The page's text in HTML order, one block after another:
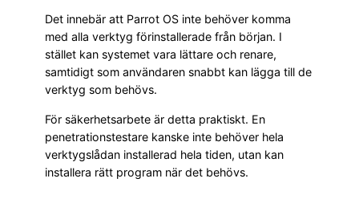
Det innebär att Parrot OS inte behöver komma
med alla verktyg förinstallerade från början. I
stället kan systemet vara lättare och renare,
samtidigt som användaren snabbt kan lägga till de
verktyg som behövs.
För säkerhetsarbete är detta praktiskt. En
penetrationstestare kanske inte behöver hela
verktygslådan installerad hela tiden, utan kan
installera rätt program när det behövs.